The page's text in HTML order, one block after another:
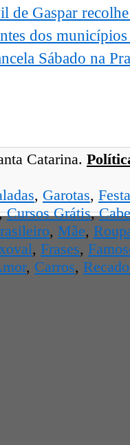
de Gaspar
dos
Sábado na
Catarina.
, Garotas,
Cursos Grátis,
, Mãe,
, Frases,
, Carros,